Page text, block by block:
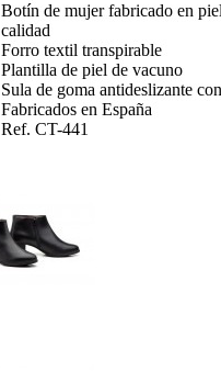
Botín de mujer fabricado en
calidad
Forro textil transpirable
Plantilla de piel de vacuno
Sula de goma antideslizante
Fabricados en España
Ref. CT-441